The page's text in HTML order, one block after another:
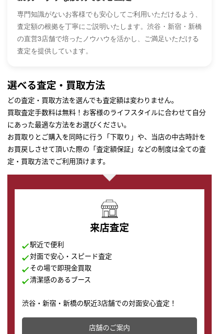
専門知識がないお客様でも安心してご利用いただけるよう、
査定額の根拠を丁寧にご説明いたします。渋谷・新宿・新橋
の直営3店舗で培ったノウハウを活かし、ご満足いただける
査定を提供しています。
選べる査定・買取方法
どの査定・買取方法を選んでも査定額は変わりません。
買取査定手数料は無料！お客様のライフスタイルに合わせて自分
にあった最適な方法をお選びください。
お買取りとご購入を同時に行う「下取り」や、当店の中古時計を
お買戻しさせて頂いた際の「査定額保証」などの制度は全ての査
定・買取方法でご利用頂けます。
来店査定
駅近で便利
対面で安心・スピード査定
その場で即現金買取
清潔感のあるブース
渋谷・新宿・新橋の駅近3店舗での対面安心査定！
その場で現金買取致します。渋谷本店では、時計販売の
店舗を併設しており、下取りに出してお得に新しい時計
店舗のご案内